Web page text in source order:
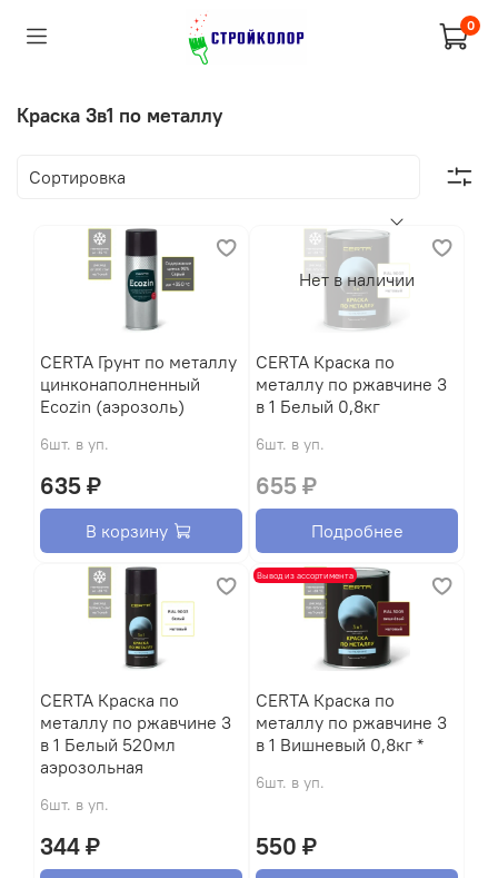
0
Краска 3в1 по металлу
CERTA Грунт по металлу
цинконаполненный
Ecozin (аэрозоль)
6шт. в уп.
635 ₽
В корзину
Нет в наличии
CERTA Краска по
металлу по ржавчине 3
в 1 Белый 0,8кг
6шт. в уп.
655 ₽
Подробнее
CERTA Краска по
металлу по ржавчине 3
в 1 Белый 520мл
аэрозольная
6шт. в уп.
344 ₽
Вывод из ассортимента
CERTA Краска по
металлу по ржавчине 3
в 1 Вишневый 0,8кг *
6шт. в уп.
550 ₽